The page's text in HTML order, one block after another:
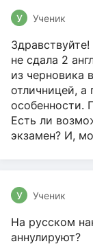
У Ученик
не сдала 2
из черновика
отличницей, а
особенности.
Есть ли
экзамен? И,
У Ученик
На русском
аннулируют?